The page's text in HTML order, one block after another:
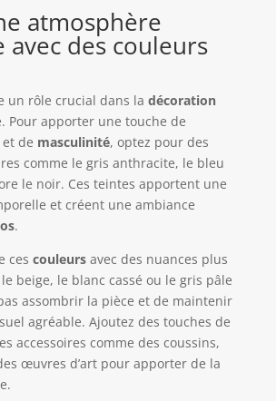
atmosphère
avec des couleurs
un rôle crucial dans la décoration
Pour apporter une touche de
et de masculinité, optez pour des
comme le gris anthracite, le bleu
le noir. Ces teintes apportent une
et créent une ambiance
.
ces couleursavec des nuances plus
beige, le blanc cassé ou le gris pâle
assombrir la pièce et de maintenir
agréable. Ajoutez des touches de
accessoires comme des coussins,
œuvres d’art pour apporter de la